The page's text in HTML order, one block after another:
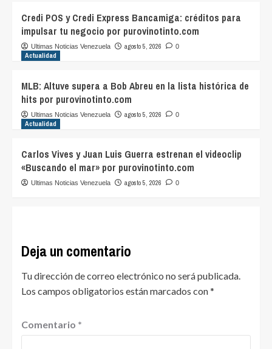
Credi POS y Credi Express Bancamiga: créditos para
impulsar tu negocio por purovinotinto.com
Ultimas Noticias Venezuela agosto 5, 2026 0
Actualidad
MLB: Altuve supera a Bob Abreu en la lista histórica de
hits por purovinotinto.com
Ultimas Noticias Venezuela agosto 5, 2026 0
Actualidad
Carlos Vives y Juan Luis Guerra estrenan el videoclip
«Buscando el mar» por purovinotinto.com
Ultimas Noticias Venezuela agosto 5, 2026 0
Deja un comentario
Tu dirección de correo electrónico no será publicada.
Los campos obligatorios están marcados con*
Comentario *